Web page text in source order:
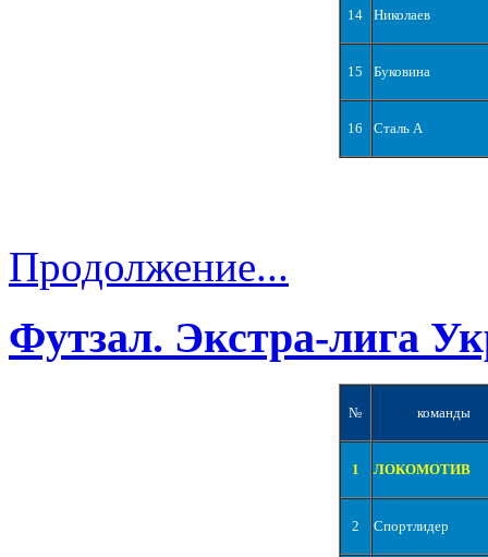
14 Николаев
15 Буковина
16 Сталь А
Продолжение...
Футзал. Экстра-лига
№ команды
1 ЛОКОМОТИВ
2 Спортлидер